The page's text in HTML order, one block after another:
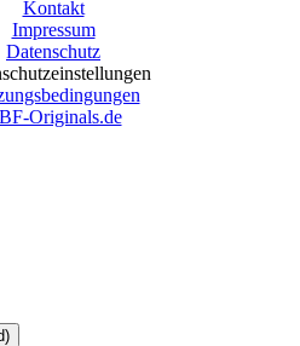
Kontakt
Impressum
Datenschutz
Originals.de